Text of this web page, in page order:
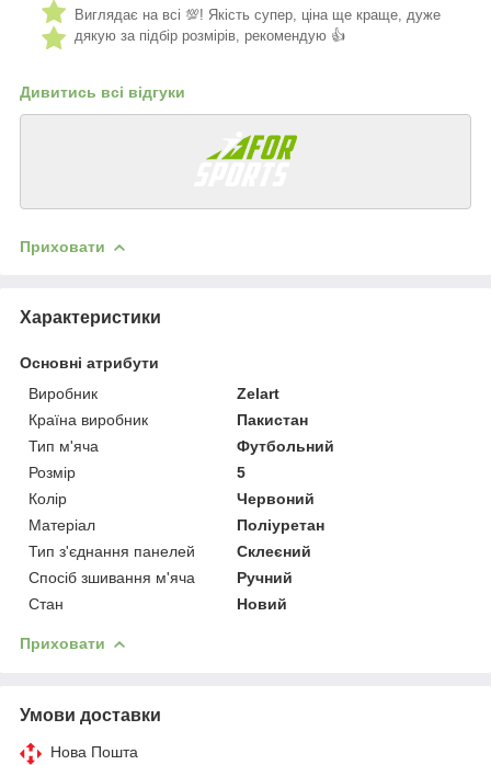
Виглядає на всі 💯! Якість супер, ціна ще краще, дуже
дякую за підбір розмірів, рекомендую 👍
Дивитись всі відгуки
Приховати
Характеристики
Основні атрибути
Виробник
Zelart
Країна виробник
Пакистан
Тип м'яча
Футбольний
Розмір
5
Колір
Червоний
Матеріал
Поліуретан
Тип з'єднання панелей
Склеєний
Спосіб зшивання м'яча
Ручний
Стан
Новий
Приховати
Умови доставки
Нова Пошта